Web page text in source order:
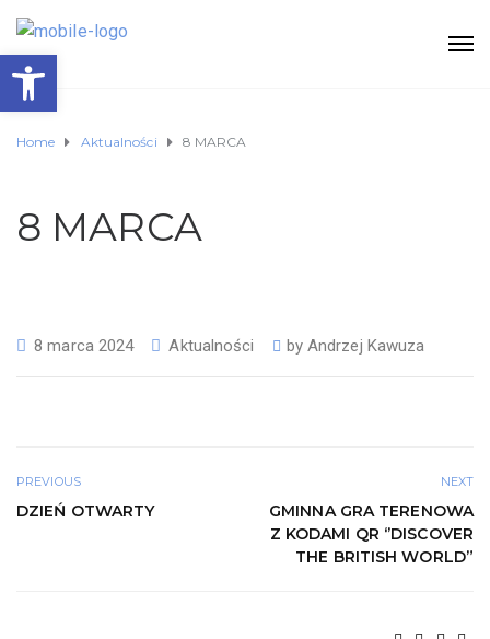
Home Aktualności 8 MARCA
8 MARCA
8 marca 2024 Aktualności by Andrzej Kawuza
PREVIOUS
DZIEŃ OTWARTY
NEXT
GMINNA GRA TERENOWA
Z KODAMI QR ‘’DISCOVER
THE BRITISH WORLD”
Otwórz pasek narzędzi